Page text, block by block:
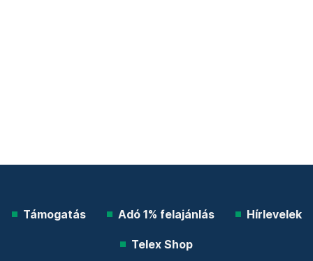
Támogatás Adó 1% felajánlás Hírlevelek
Telex Shop